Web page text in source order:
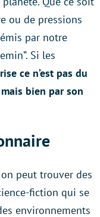
ou de pressions
par notre
Si les
ce n’est pas du
bien par son
peut trouver des
fiction qui se
environnements